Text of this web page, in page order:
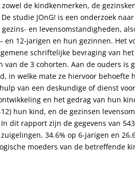
de kindkenmerken, de
studie JOnG! is een onderzoek
en levensomstandigheden,
en 12-jarigen en hun gezinnen. Het
schriftelijke bevraging van
van de 3 cohorten. Aan de ouders is
in welke mate ze hiervoor behoefte
van een deskundige of dienst
en het gedrag van hun
hun kind, en de gezinsen
dit rapport zijn de gegevens van
34.6% op 6-jarigen en
moeders van de betreffende